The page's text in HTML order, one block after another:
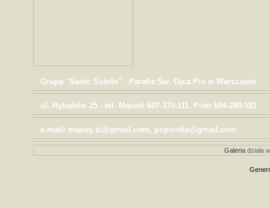
Grupa "Santo Subito" - Parafia Św. Ojca Pio w Warszawie
ul. Rybałtów 25 - tel. Maciek 607-370-111, Piotr 604-280-522
e-mail: maciej.tc@gmail.com, popoinke@gmail.com
Galeriadziała